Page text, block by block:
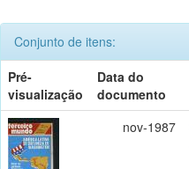
Conjunto de itens:
Pré-
visualização
Data do
documento
nov-1987